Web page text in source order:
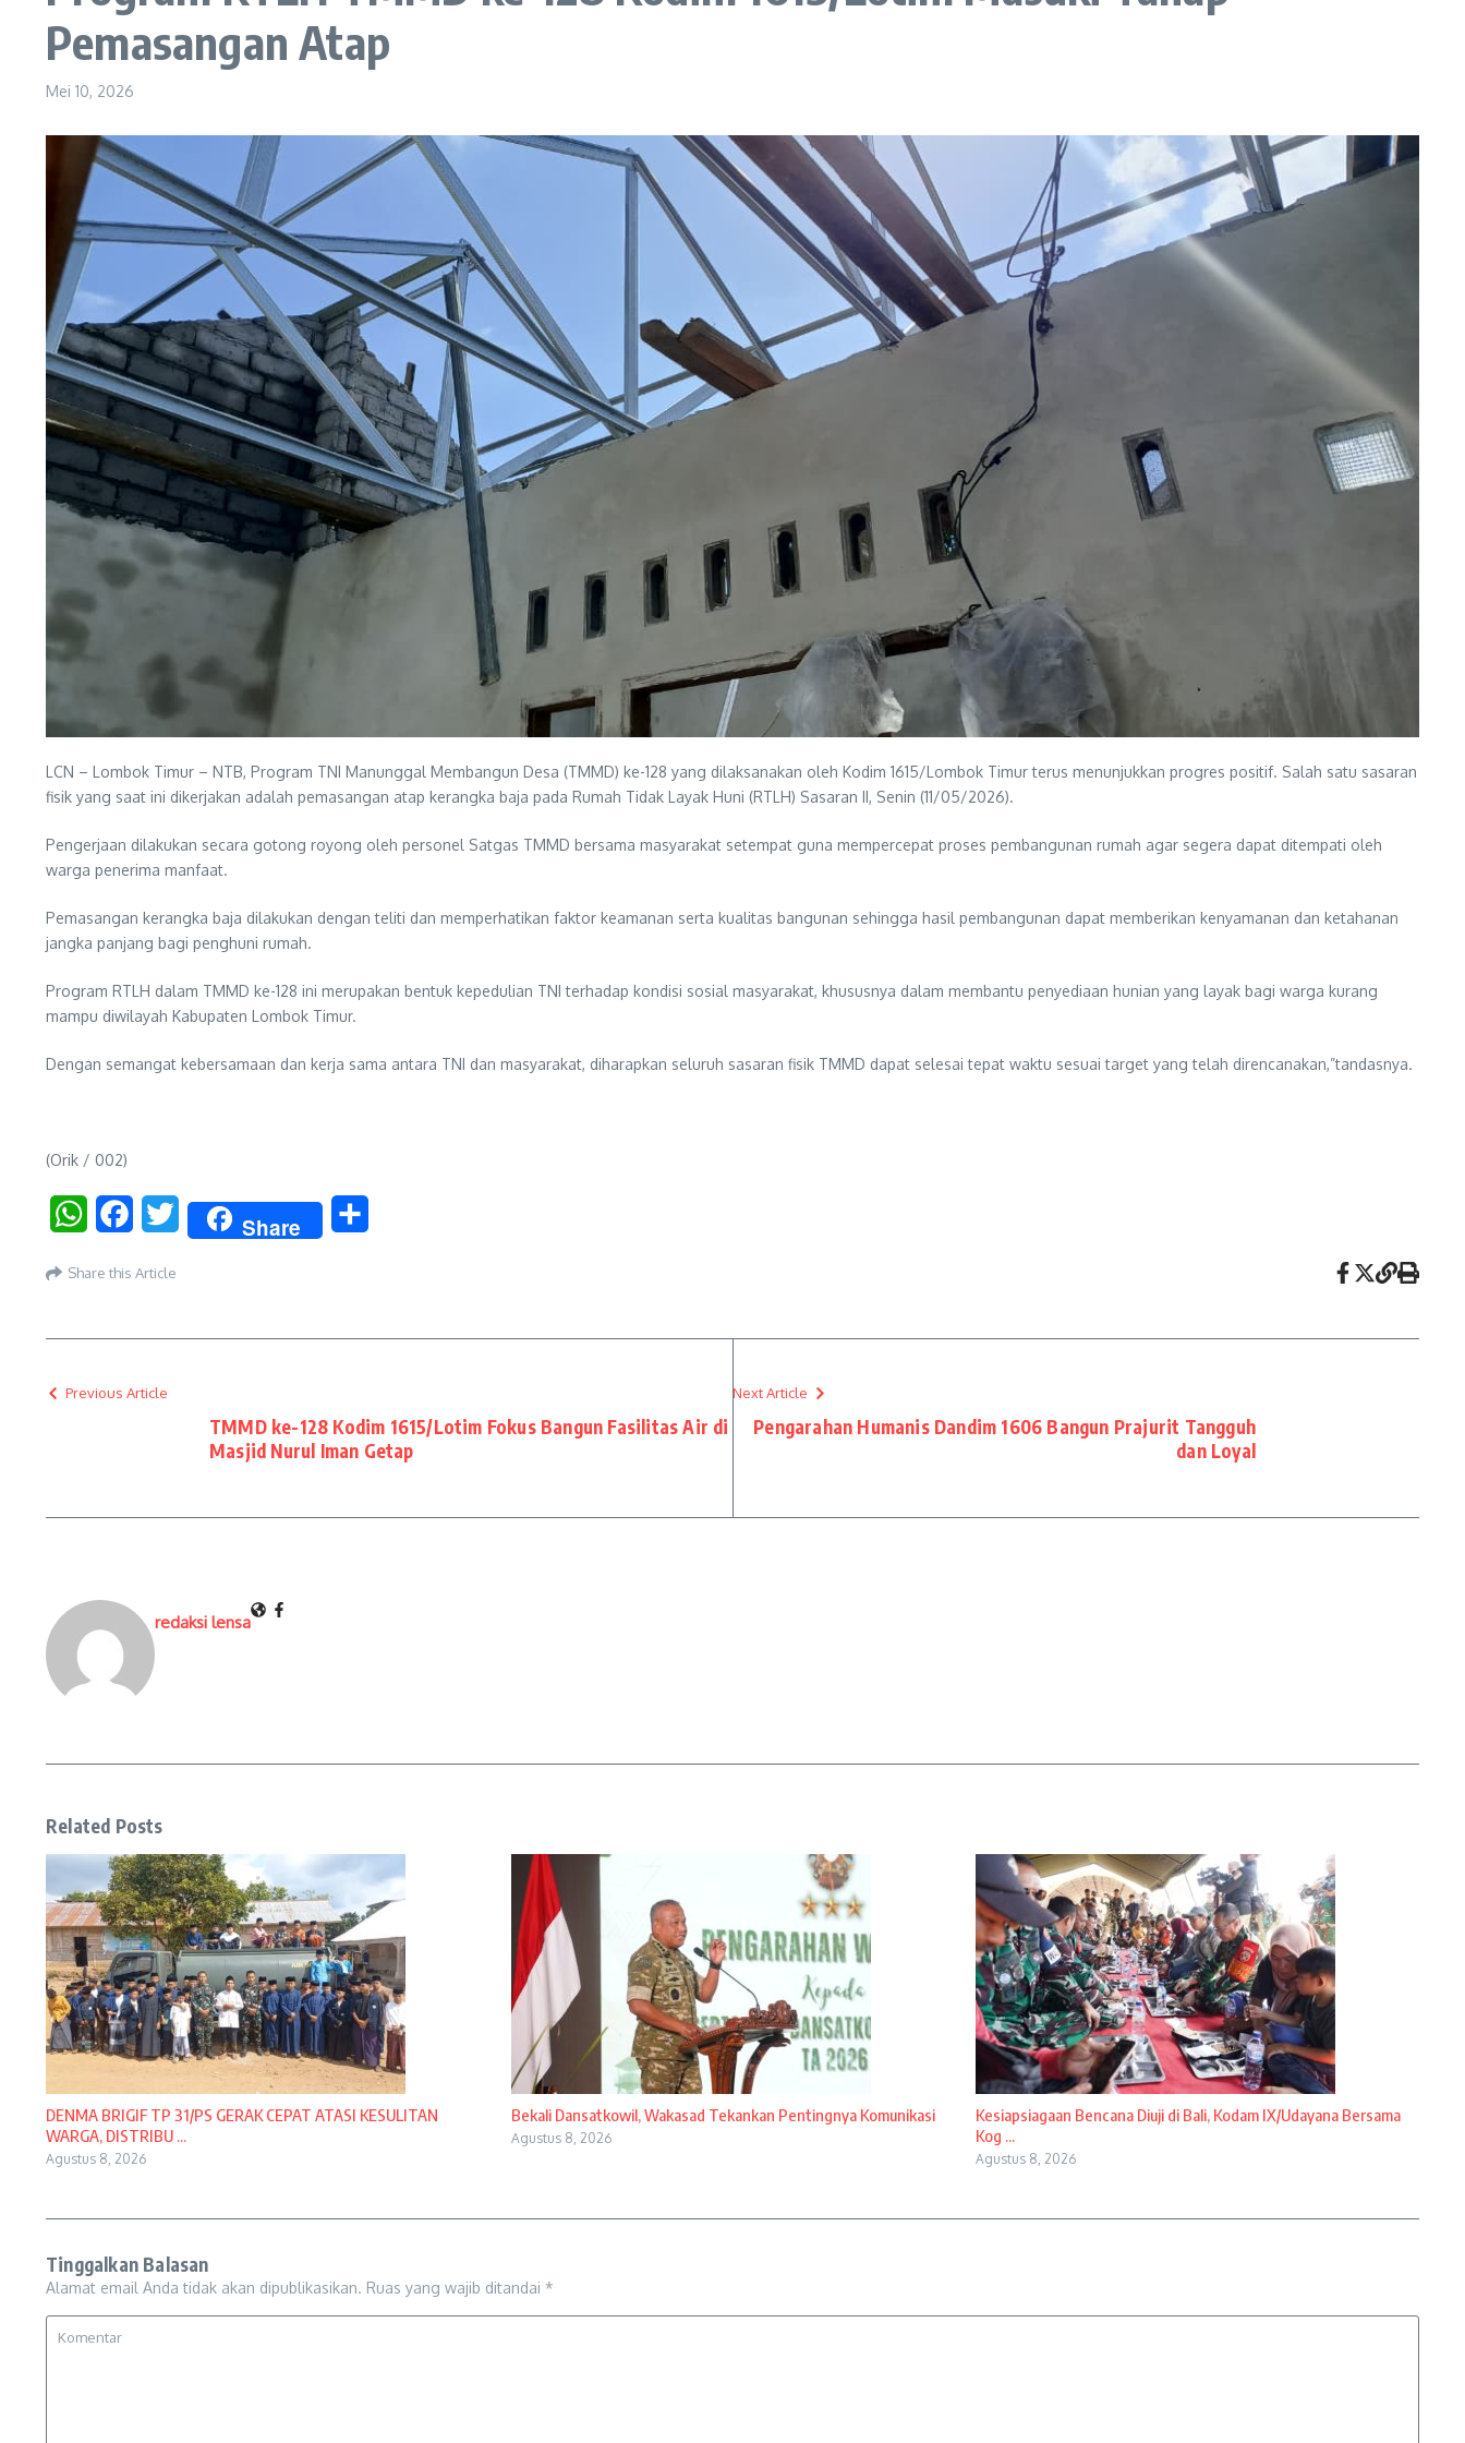
Pemasangan Atap
Mei 10, 2026
LCN – Lombok Timur – NTB, Program TNI Manunggal Membangun Desa (TMMD) ke-128 yang dilaksanakan oleh Kodim 1615/Lombok Timur terus menunjukkan progres positif. Salah satu sasaran
fisik yang saat ini dikerjakan adalah pemasangan atap kerangka baja pada Rumah Tidak Layak Huni (RTLH) Sasaran II, Senin (11/05/2026).
Pengerjaan dilakukan secara gotong royong oleh personel Satgas TMMD bersama masyarakat setempat guna mempercepat proses pembangunan rumah agar segera dapat ditempati oleh
warga penerima manfaat.
Pemasangan kerangka baja dilakukan dengan teliti dan memperhatikan faktor keamanan serta kualitas bangunan sehingga hasil pembangunan dapat memberikan kenyamanan dan ketahanan
jangka panjang bagi penghuni rumah.
Program RTLH dalam TMMD ke-128 ini merupakan bentuk kepedulian TNI terhadap kondisi sosial masyarakat, khususnya dalam membantu penyediaan hunian yang layak bagi warga kurang
mampu diwilayah Kabupaten Lombok Timur.
Dengan semangat kebersamaan dan kerja sama antara TNI dan masyarakat, diharapkan seluruh sasaran fisik TMMD dapat selesai tepat waktu sesuai target yang telah direncanakan,”tandasnya.
(Orik / 002)
WhatsAppFacebookTwitter Share
Share this Article
Previous Article
TMMD ke-128 Kodim 1615/Lotim Fokus Bangun Fasilitas Air di
Masjid Nurul Iman Getap
Next Article
Pengarahan Humanis Dandim 1606 Bangun Prajurit Tangguh
dan Loyal
redaksi lensa
Related Posts
DENMA BRIGIF TP 31/PS GERAK CEPAT ATASI KESULITAN
WARGA, DISTRIBU ...
Agustus 8, 2026
Bekali Dansatkowil, Wakasad Tekankan Pentingnya Komunikasi
Agustus 8, 2026
Kesiapsiagaan Bencana Diuji di Bali, Kodam IX/Udayana Bersama
Kog ...
Agustus 8, 2026
Tinggalkan Balasan
Alamat email Anda tidak akan dipublikasikan. Ruas yang wajib ditandai *